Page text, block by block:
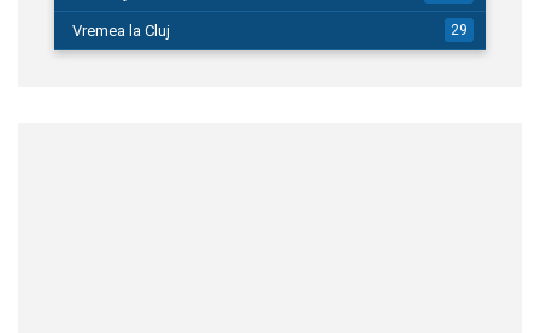
Vremea la Cluj 29